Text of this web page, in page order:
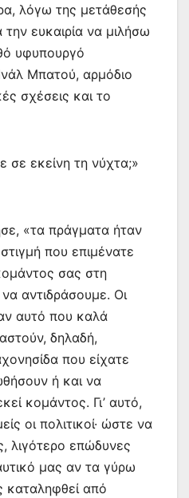
λόγω της μετάθεσής
ευκαιρία να μιλήσω
υφυπουργό
Μπατού, αρμόδιο
σχέσεις και το
σε εκείνη τη νύχτα;»
«τα πράγματα ήταν
που επιμένατε
σας στη
αντιδράσουμε. Οι
αυτό που καλά
δηλαδή,
που είχατε
ή και να
κομάντος. Γι’ αυτό,
οι πολιτικοί· ώστε να
λιγότερο επώδυνες
μας αν τα γύρω
καταληφθεί από